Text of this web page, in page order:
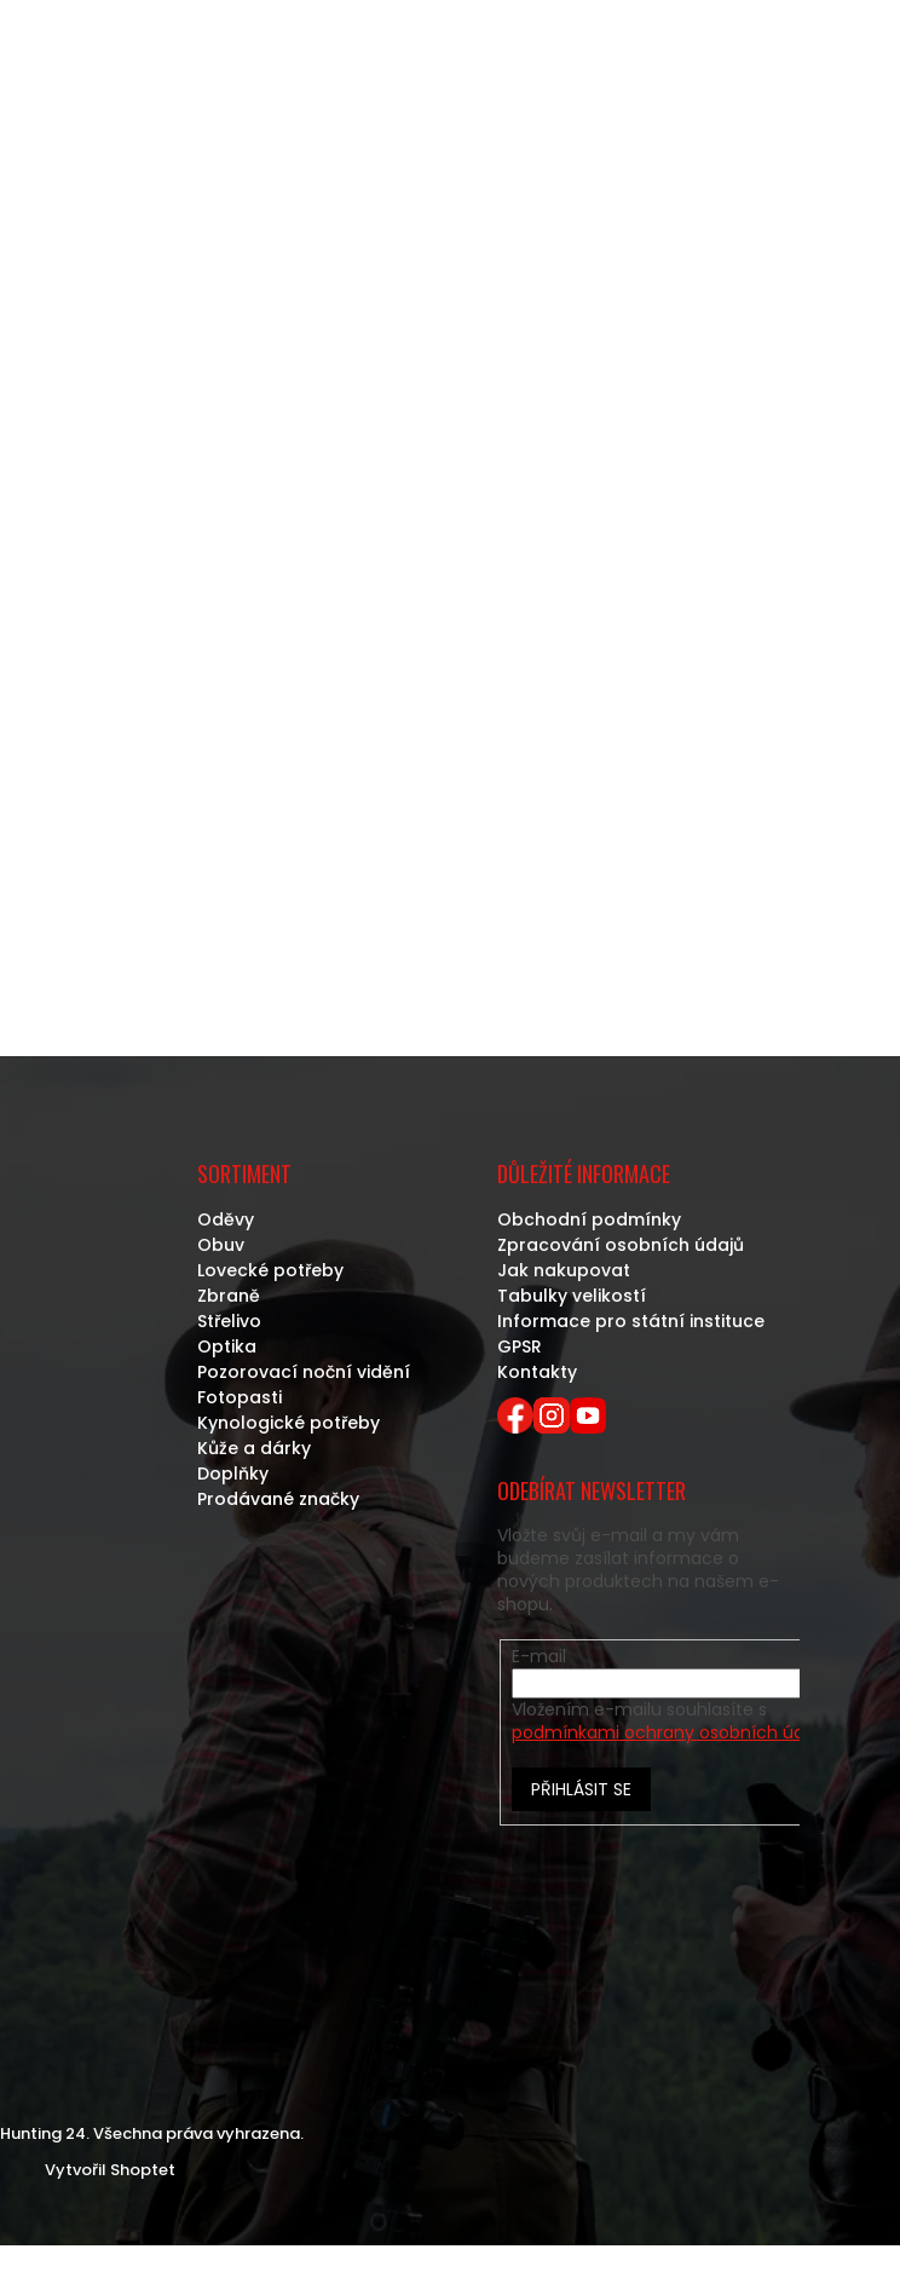
SORTIMENT
Oděvy
Obuv
Lovecké potřeby
Zbraně
Střelivo
Optika
Pozorovací noční vidění
Fotopasti
Kynologické potřeby
Kůže a dárky
Doplňky
Prodávané značky
DŮLEŽITÉ INFORMACE
Obchodní podmínky
Zpracování osobních údajů
Jak nakupovat
Tabulky velikostí
Informace pro státní instituce
GPSR
Kontakty
ODEBÍRAT NEWSLETTER
Vložte svůj e-mail a my vám
budeme zasílat informace o
nových produktech na našem e-
shopu.
E-mail
Vložením e-mailu souhlasíte s
podmínkami ochrany osobních údajů
PŘIHLÁSIT SE
Vytvořil Shoptet
Hunting 24. Všechna práva vyhrazena.